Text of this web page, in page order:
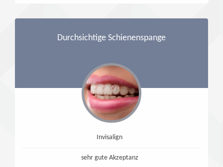
Durchsichtige Schienenspange
Invisalign
sehr gute Akzeptanz